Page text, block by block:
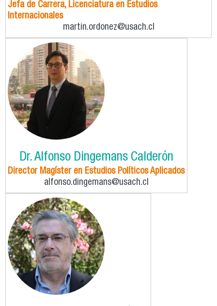
Jefa de Carrera, Licenciatura en Estudios
Internacionales
martin.ordonez@usach.cl
Dr. Alfonso Dingemans Calderón
Director Magíster en Estudios Políticos Aplicados
alfonso.dingemans@usach.cl